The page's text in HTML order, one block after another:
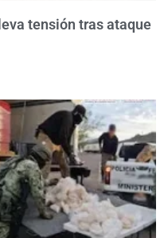
tensión tras ataque